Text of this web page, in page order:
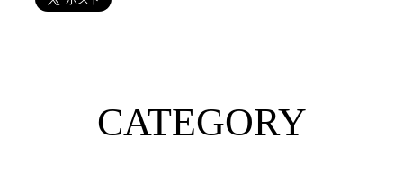
CATEGORY